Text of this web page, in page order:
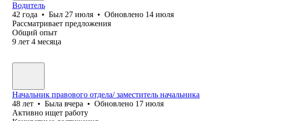
Водитель
42 года • Был 27 июля • Обновлено 14 июля
Рассматривает предложения
Общий опыт
9 лет 4 месяца
Начальник правового отдела/ заместитель начальника
48 лет • Была вчера • Обновлено 17 июля
Активно ищет работу